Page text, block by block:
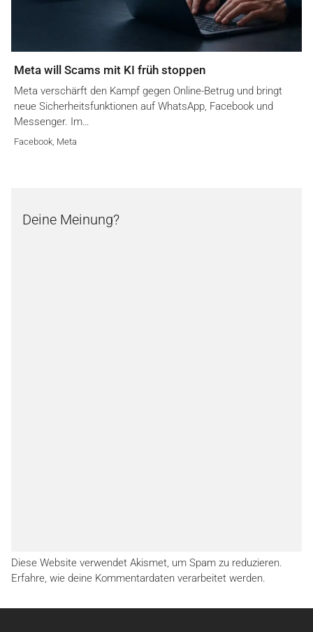
Meta will Scams mit KI früh stoppen
Meta verschärft den Kampf gegen Online-Betrug und bringt
neue Sicherheitsfunktionen auf WhatsApp, Facebook und
Messenger. Im…
Facebook, Meta
Deine Meinung?
Diese Website verwendet Akismet, um Spam zu reduzieren.
Erfahre, wie deine Kommentardaten verarbeitet werden.